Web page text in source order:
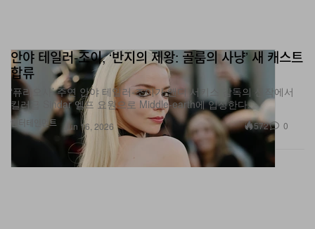
엔터테인먼트
안야 테일러‑조이, ‘반지의 제왕: 골룸의 사냥’ 새 캐스트
합류
‘퓨리오사’ 주연 안야 테일러‑조이가 앤디 서키스 감독의 신작에서
킬러급 Sindar 엘프 요원으로 Middle-earth에 입성한다.
Jun 16, 2026 572 0